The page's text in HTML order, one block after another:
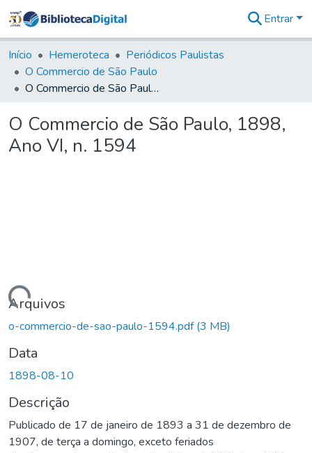
&
Coleções
Tudo na
Biblioteca
Estatísticas
Entrar
Início Hemeroteca
Periódicos Paulistas
O Commercio de São Paulo
O Commercio de São Paulo, 1898, Ano VI, n. 1594
O Commercio de São Paulo, 1898,
Ano VI, n. 1594
Arquivos
o-commercio-de-sao-paulo-1594.pdf(3 MB)
Data
1898-08-10
Descrição
Publicado de 17 de janeiro de 1893 a 31 de dezembro de
1907, de terça a domingo, exceto feriados